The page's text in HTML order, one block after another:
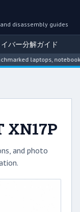
disassembly guides
イバー分解ガイド
laptops,
XN17P
and photo